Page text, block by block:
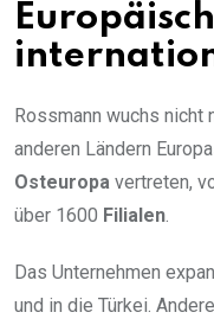
Rossmann wuchs nicht
anderen Ländern
Osteuropa vertreten,
über 1600 Filialen
Das Unternehmen
und in die Türkei.